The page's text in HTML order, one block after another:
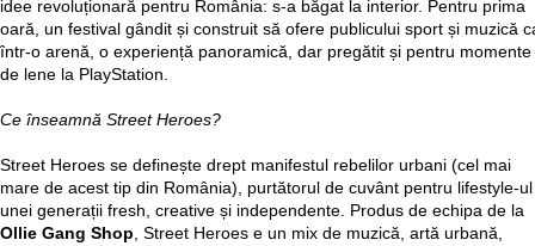
idee revoluționară pentru România: s-a băgat la interior. Pentru prima
oară, un festival gândit și construit să ofere publicului sport și muzică
într-o arenă, o experiență panoramică, dar pregătit și pentru momente
de lene la PlayStation.
Ce înseamnă Street Heroes?
Street Heroes se definește drept manifestul rebelilor urbani (cel mai
mare de acest tip din România), purtătorul de cuvânt pentru lifestyle-ul
unei generații fresh, creative și independente. Produs de echipa de la
Ollie Gang Shop, Street Heroes e un mix de muzică, artă urbană,